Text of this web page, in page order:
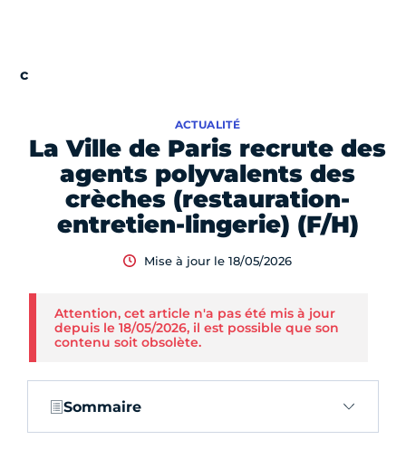
La Ville de Paris recrute des
agents polyvalents des
crèches (restauration-
entretien-lingerie) (F/H)
ACTUALITÉ
Mise à jour le 18/05/2026
Attention, cet article n'a pas été mis à jour
depuis le 18/05/2026, il est possible que son
contenu soit obsolète.
Sommaire